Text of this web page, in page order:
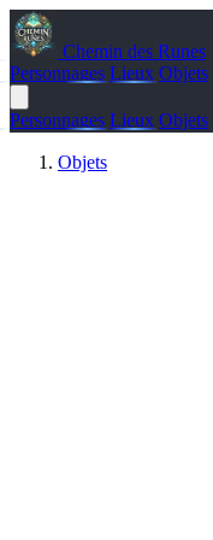
Chemin des Runes
Personnages Lieux Objets
Personnages Lieux Objets
Objets